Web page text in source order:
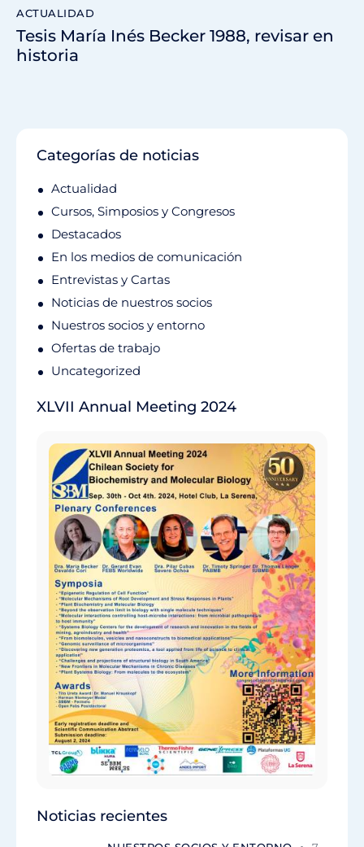
ACTUALIDAD
Tesis María Inés Becker 1988, revisar en
historia
Categorías de noticias
Actualidad
Cursos, Simposios y Congresos
Destacados
En los medios de comunicación
Entrevistas y Cartas
Noticias de nuestros socios
Nuestros socios y entorno
Ofertas de trabajo
Uncategorized
XLVII Annual Meeting 2024
Noticias recientes